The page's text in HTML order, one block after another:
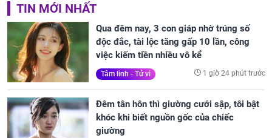
TIN MỚI NHẤT
Qua đêm nay, 3 con giáp nhờ trúng số
độc đắc, tài lộc tăng gấp 10 lần, công
việc kiếm tiền nhiều vô kể
Tâm linh - Tử vi 1 giờ 24 phút trước
Đêm tân hôn thì giường cưới sập, tôi bật
khóc khi biết nguồn gốc của chiếc
giường